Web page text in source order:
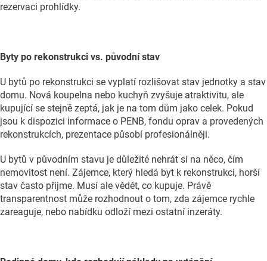
rezervaci prohlídky.
Byty po rekonstrukci vs. původní stav
U bytů po rekonstrukci se vyplatí rozlišovat stav jednotky a stav
domu. Nová koupelna nebo kuchyň zvyšuje atraktivitu, ale
kupující se stejně zeptá, jak je na tom dům jako celek. Pokud
jsou k dispozici informace o PENB, fondu oprav a provedených
rekonstrukcích, prezentace působí profesionálněji.
U bytů v původním stavu je důležité nehrát si na něco, čím
nemovitost není. Zájemce, který hledá byt k rekonstrukci, horší
stav často přijme. Musí ale vědět, co kupuje. Právě
transparentnost může rozhodnout o tom, zda zájemce rychle
zareaguje, nebo nabídku odloží mezi ostatní inzeráty.